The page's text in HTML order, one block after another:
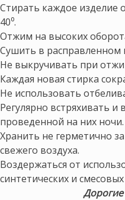
Стирать каждое изделие
40⁰.
Отжим на высоких
Сушить в расправленном
Не выкручивать при
Каждая новая стирка
Не использовать
Регулярно встряхивать и
проведенной на них ночи.
Хранить не герметично
свежего воздуха.
Воздержаться от
синтетических и
Дорогие